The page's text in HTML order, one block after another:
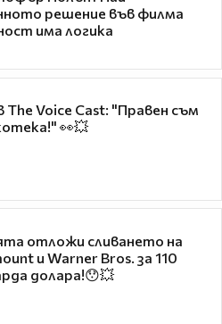
решение във филма
има логика
The Voice Cast: "Правен съм
👀💥
отложи сливането на
и Warner Bros. за 110
долара!😯💥